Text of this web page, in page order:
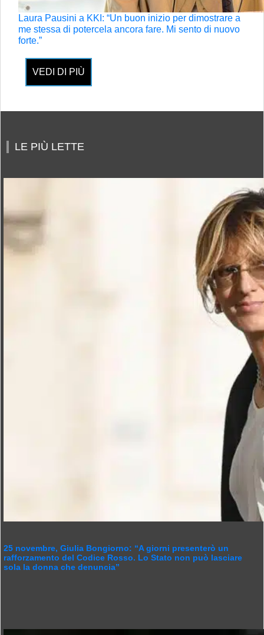
Laura Pausini a KKI: “Un buon inizio per dimostrare a
me stessa di potercela ancora fare. Mi sento di nuovo
forte.”
VEDI DI PIÙ
LE PIÙ LETTE
25 novembre, Giulia Bongiorno: “A giorni presenterò un
rafforzamento del Codice Rosso. Lo Stato non può lasciare
sola la donna che denuncia”